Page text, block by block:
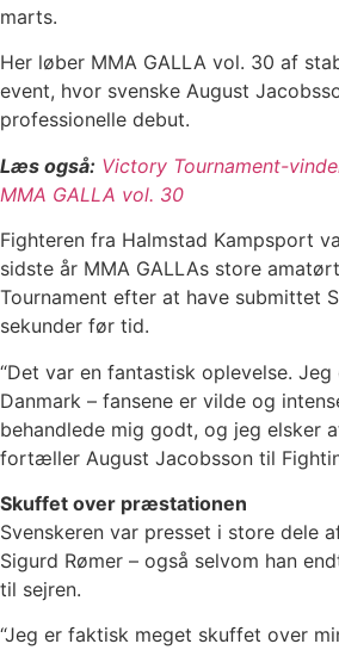
marts.
Her løber MMA GALLA vol. 30 af
event, hvor svenske August
professionelle debut.
Læs også: Victory Tournament-
MMA GALLA vol. 30
Fighteren fra Halmstad Kampsport
sidste år MMA GALLAs store
Tournament efter at have submittet
sekunder før tid.
“Det var en fantastisk oplevelse.
Danmark – fansene er vilde og
behandlede mig godt, og jeg elsker
fortæller August Jacobsson til
Skuffet over præstationen
Svenskeren var presset i store dele
Sigurd Rømer – også selvom han
til sejren.
“Jeg er faktisk meget skuffet over